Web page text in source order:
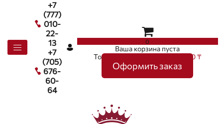
+7
(777)
010-
22-
13
+7
(705)
676-
60-
64
0
Ваша корзина пуста
Товаров в корзине
на сумму0 ₸
Оформить заказ